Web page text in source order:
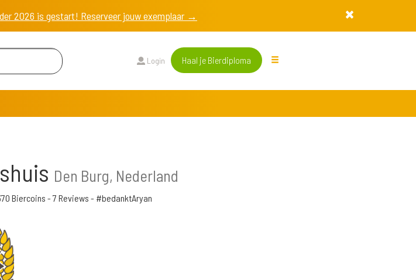
2026 is gestart! Reserveer jouw exemplaar →
Login Haal je Bierdiploma
Den Burg, Nederland
Biercoins - 7 Reviews - #bedanktAryan